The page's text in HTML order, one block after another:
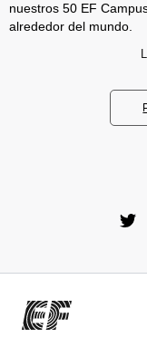
nuestros 50 EF
alrededor del mundo.